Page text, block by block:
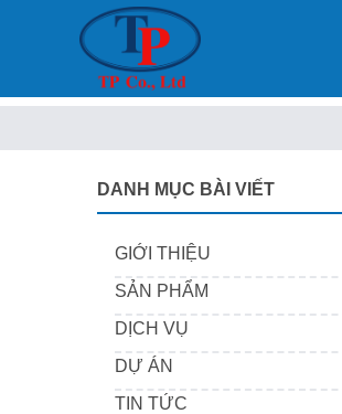
DANH MỤC BÀI VIẾT
GIỚI THIỆU
SẢN PHẨM
DỊCH VỤ
DỰ ÁN
TIN TỨC